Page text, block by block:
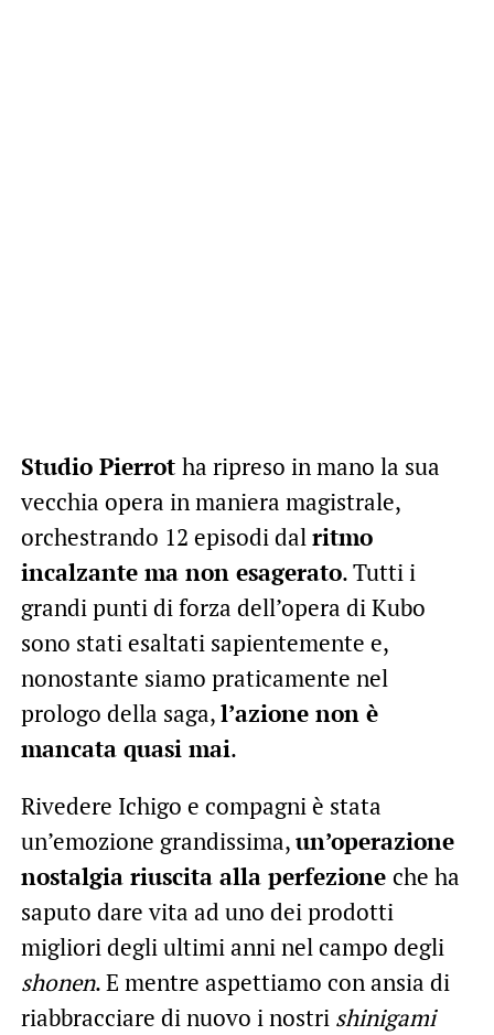
Studio Pierrot ha ripreso in mano la sua
vecchia opera in maniera magistrale,
orchestrando 12 episodi dalritmo
incalzante ma non esagerato. Tutti i
grandi punti di forza dell’opera di Kubo
sono stati esaltati sapientemente e,
nonostante siamo praticamente nel
prologo della saga,l’azione non è
mancata quasi mai.
Rivedere Ichigo e compagni è stata
un’emozione grandissima,un’operazione
nostalgia riuscita alla perfezione che ha
saputo dare vita ad uno dei prodotti
migliori degli ultimi anni nel campo degli
shonen. E mentre aspettiamo con ansia di
riabbracciare di nuovo i nostri shinigami